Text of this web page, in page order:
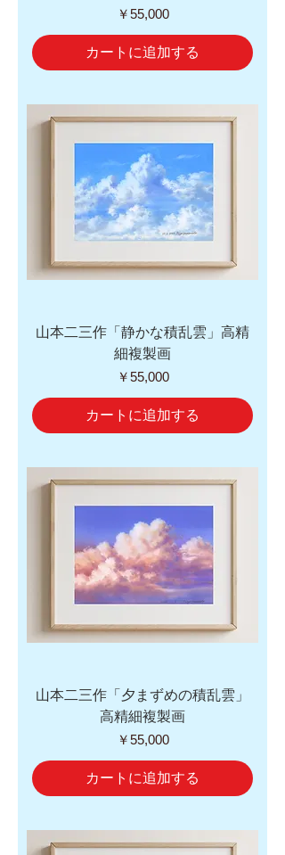
価格
￥55,000
カートに追加する
山本二三作「静かな積乱雲」高精
細複製画
価格
￥55,000
カートに追加する
山本二三作「夕まずめの積乱雲」
高精細複製画
価格
￥55,000
カートに追加する